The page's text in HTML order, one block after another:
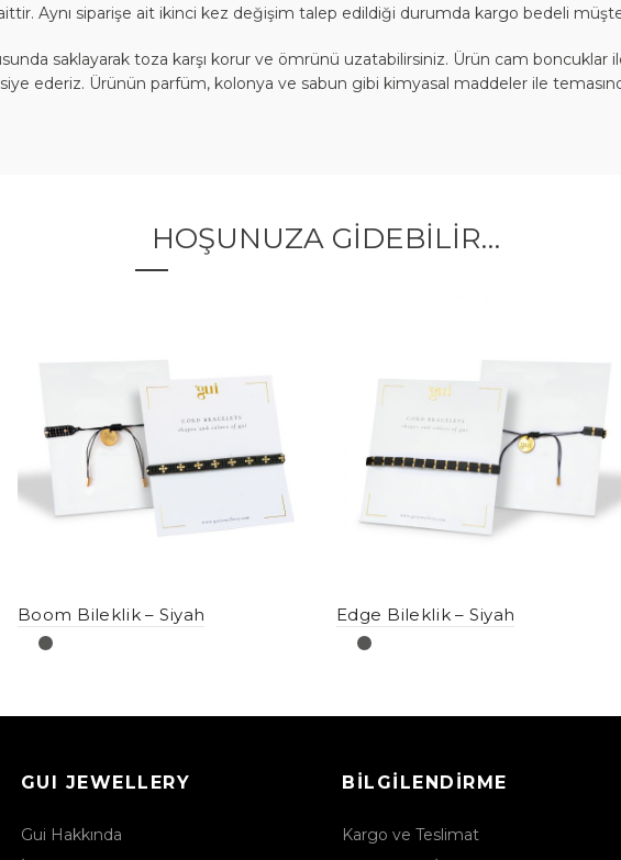
Aynı siparişe ait ikinci kez değişim talep edildiği durumda kargo bedeli
saklayarak toza karşı korur ve ömrünü uzatabilirsiniz. Ürün cam
ederiz. Ürünün parfüm, kolonya ve sabun gibi kimyasal maddeler ile
HOŞUNUZA GIDEBILIR…
Boom Bileklik – Siyah Edge Bileklik – Siyah
GUI JEWELLERY
Gui Hakkında
BILGILENDIRME
Kargo ve Teslimat